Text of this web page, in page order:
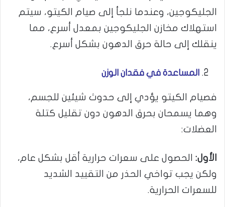
الجليكوجين، وعندما نلجأ إلى صيام الكيتو، سيتم
استهلاك مخازن الجليكوجين بمعدل أسرع، مما
ينقلك إلى حالة حرق الدهون بشكل أسرع.
المساعدة في فقدان الوزن
فصيام الكيتو يؤدي إلى حدوث شيئين للجسم،
وهما يسمحان بحرق الدهون دون تقليل كتلة
العضلات:
الأول: الحصول على سعرات حرارية أقل بشكل عام،
ولكن يجب تواخي الحذر من التقييد الشديد
للسعرات الحرارية.